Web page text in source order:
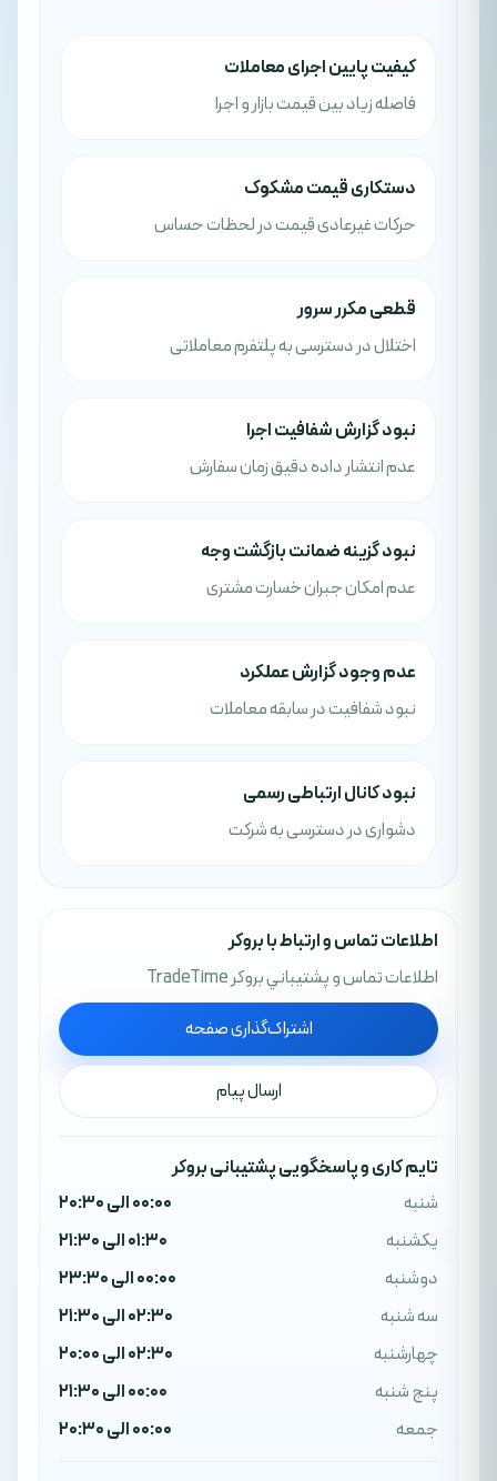
کیفیت پایین اجرای معاملات
فاصله زیاد بین قیمت بازار و اجرا
دستکاری قیمت مشکوک
حرکات غیرعادی قیمت در لحظات حساس
قطعی مکرر سرور
اختلال در دسترسی به پلتفرم معاملاتی
نبود گزارش شفافیت اجرا
عدم انتشار داده دقیق زمان سفارش
نبود گزینه ضمانت بازگشت وجه
عدم امکان جبران خسارت مشتری
عدم وجود گزارش عملکرد
نبود شفافیت در سابقه معاملات
نبود کانال ارتباطی رسمی
دشواری در دسترسی به شرکت
اطلاعات تماس و ارتباط با بروکر
اطلاعات تماس و پشتيباني بروکر TradeTime
اشتراک‌گذاری صفحه
ارسال پیام
تایم کاری و پاسخگویی پشتیبانی بروکر
شنبه
00:00 الی 20:30
یکشنبه
01:30 الی 21:30
دوشنبه
00:00 الی 23:30
سه شنبه
02:30 الی 21:30
چهارشنبه
02:30 الی 20:00
پنج شنبه
00:00 الی 21:30
جمعه
00:00 الی 20:30